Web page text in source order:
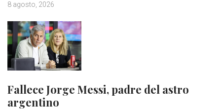
8 agosto, 2026
Fallece Jorge Messi, padre del astro
argentino